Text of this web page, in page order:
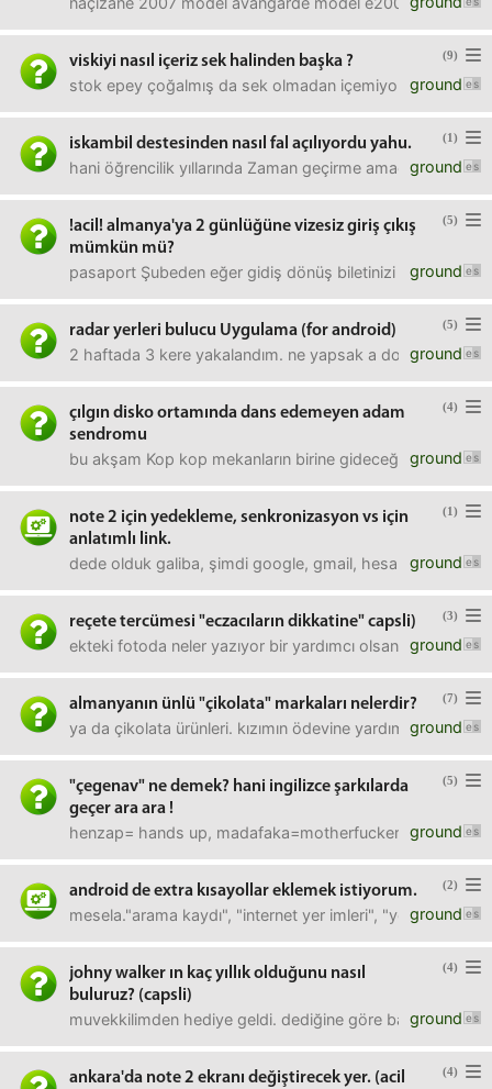
(9)
viskiyi nasıl içeriz sek halinden başka ?
ground
stok epey çoğalmış da sek olmadan içemiyorum. sek
(1)
iskambil destesinden nasıl fal açılıyordu yahu.
ground
hani öğrencilik yıllarında Zaman geçirme amaçIı
(5)
!acil! almanya'ya 2 günlüğüne vizesiz giriş çıkış
mümkün mü?
ground
pasaport Şubeden eğer gidiş dönüş biletinizi ibraz
(5)
radar yerleri bulucu Uygulama (for android)
ground
2 haftada 3 kere yakalandım. ne yapsak a dostlar.
(4)
çılgın disko ortamında dans edemeyen adam
sendromu
ground
bu akşam Kop kop mekanların birine gideceğiz.
(1)
note 2 için yedekleme, senkronizasyon vs için
anlatımlı link.
ground
dede olduk galiba, şimdi google, gmail, hesaplar, foro
(3)
reçete tercümesi "eczacıların dikkatine" capsli)
ground
ekteki fotoda neler yazıyor bir yardımcı olsanız.
(7)
almanyanın ünlü "çikolata" markaları nelerdir?
ground
ya da çikolata ürünleri. kızımın ödevine yardım ediyorum
(5)
"çegenav" ne demek? hani ingilizce şarkılarda
geçer ara ara !
ground
henzap= hands up, madafaka=motherfucker=>; çegenav
(2)
android de extra kısayollar eklemek istiyorum.
ground
mesela."arama kaydı", "internet yer imleri", "yeni mesaj"
(4)
johny walker ın kaç yıllık olduğunu nasıl
buluruz? (capsli)
ground
muvekkilimden hediye geldi. dediğine göre babasından
(4)
ankara'da note 2 ekranı değiştirecek yer. (acil